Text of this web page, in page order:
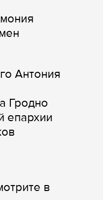
Антония
Гродно
епархии
в